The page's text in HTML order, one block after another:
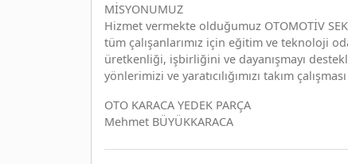
MİSYONUMUZ
Hizmet vermekte olduğumuz OTOMOTİV
tüm çalışanlarımız için eğitim ve teknoloji
üretkenliği, işbirliğini ve dayanışmayı
yönlerimizi ve yaratıcılığımızı takım
OTO KARACA YEDEK PARÇA
Mehmet BÜYÜKKARACA